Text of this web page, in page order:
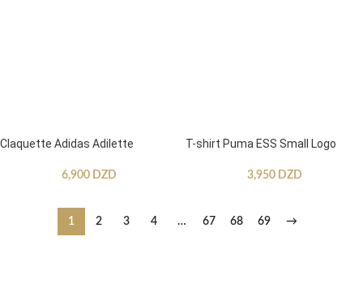
Claquette Adidas Adilette
6,900 DZD
T-shirt Puma ESS Small Logo
3,950 DZD
1 2 3 4 … 67 68 69 →